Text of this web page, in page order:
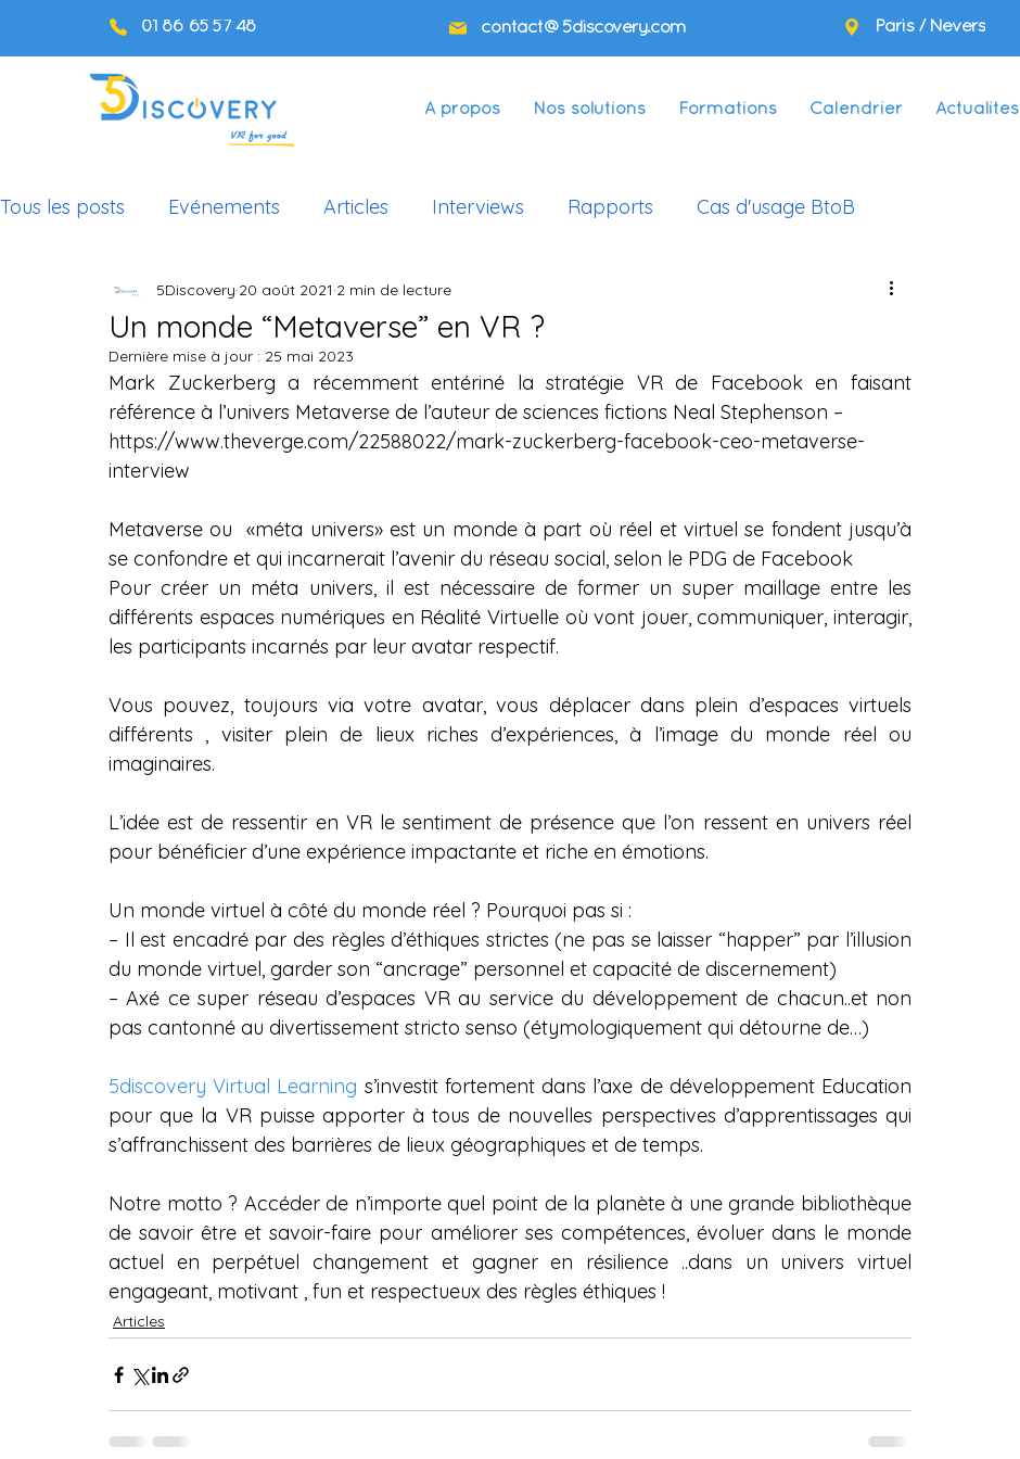
01 86 65 57 48 contact@5discovery.com Paris / Nevers
A propos Nos solutions Formations Calendrier Actualités
Tous les posts Evénements Articles Interviews Rapports Cas d'usage BtoB
Cas d'usage Éducation Podcast
Un monde “Metaverse” en VR ?
5Discovery 20 août 2021 2 min de lecture
Dernière mise à jour : 25 mai 2023
Mark Zuckerberg a récemment entériné la stratégie VR de Facebook en faisant
référence à l’univers Metaverse de l’auteur de sciences fictions Neal Stephenson –
https://www.theverge.com/22588022/mark-zuckerberg-facebook-ceo-metaverse-
interview
Metaverse ou  «méta univers» est un monde à part où réel et virtuel se fondent jusqu’à
se confondre et qui incarnerait l’avenir du réseau social, selon le PDG de Facebook
Pour créer un méta univers, il est nécessaire de former un super maillage entre les
différents espaces numériques en Réalité Virtuelle où vont jouer, communiquer, interagir,
les participants incarnés par leur avatar respectif.
Vous pouvez, toujours via votre avatar, vous déplacer dans plein d’espaces virtuels
différents , visiter plein de lieux riches d’expériences, à l’image du monde réel ou
imaginaires.
L’idée est de ressentir en VR le sentiment de présence que l’on ressent en univers réel
pour bénéficier d’une expérience impactante et riche en émotions.
Un monde virtuel à côté du monde réel ? Pourquoi pas si :
– Il est encadré par des règles d’éthiques strictes (ne pas se laisser “happer” par l’illusion
du monde virtuel, garder son “ancrage” personnel et capacité de discernement)
– Axé ce super réseau d’espaces VR au service du développement de chacun..et non
pas cantonné au divertissement stricto senso (étymologiquement qui détourne de…)
5discovery Virtual Learning s’investit fortement dans l’axe de développement Education
pour que la VR puisse apporter à tous de nouvelles perspectives d’apprentissages qui
s’affranchissent des barrières de lieux géographiques et de temps.
Notre motto ? Accéder de n’importe quel point de la planète à une grande bibliothèque
de savoir être et savoir-faire pour améliorer ses compétences, évoluer dans le monde
actuel en perpétuel changement et gagner en résilience ..dans un univers virtuel
engageant, motivant , fun et respectueux des règles éthiques !
Articles